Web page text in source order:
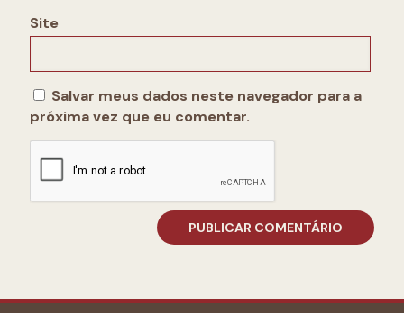
Site
Salvar meus dados neste navegador para a
próxima vez que eu comentar.